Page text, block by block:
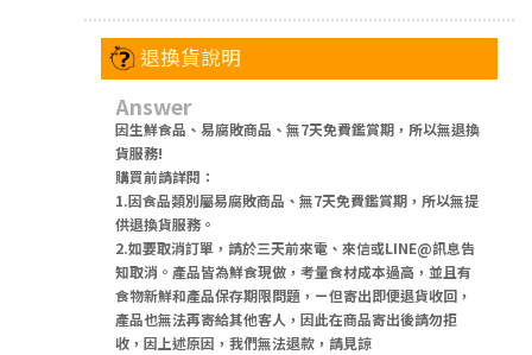
退換貨說明
Answer
因生鮮食品、易腐敗商品、無7天免費鑑賞期，所以無退換
貨服務!
購買前請詳閱：
1.因食品類別屬易腐敗商品、無7天免費鑑賞期，所以無提
供退換貨服務。
2.如要取消訂單，請於三天前來電、來信或LINE@訊息告
知取消。產品皆為鮮食現做，考量食材成本過高，並且有
食物新鮮和產品保存期限問題，ㄧ但寄出即便退貨收回，
產品也無法再寄給其他客人，因此在商品寄出後請勿拒
收，因上述原因，我們無法退款，請見諒